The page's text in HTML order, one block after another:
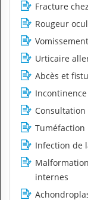
Fracture
Rougeur
Urticaire
Abcès et
Tuméfaction
internes